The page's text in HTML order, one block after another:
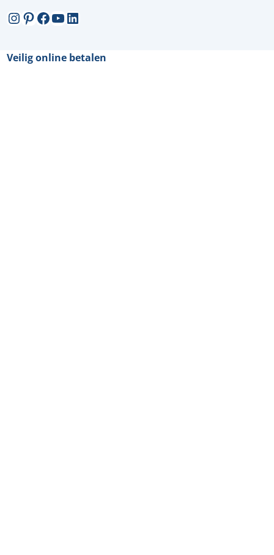
Instagram
Pinterest
Facebook
YouTube
LinkedIn
Veilig online betalen